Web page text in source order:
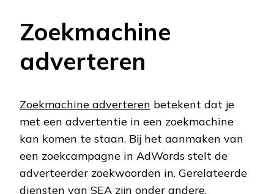
Zoekmachine
adverteren
Zoekmachine adverteren betekent dat je
met een advertentie in een zoekmachine
kan komen te staan. Bij het aanmaken van
een zoekcampagne in AdWords stelt de
adverteerder zoekwoorden in. Gerelateerde
diensten van SEA zijn onder andere,